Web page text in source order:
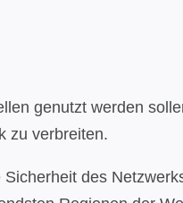
genutzt werden
zu verbreiten.
des